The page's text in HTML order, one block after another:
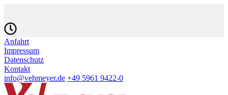
Anfahrt
Impressum
Datenschutz
Kontakt
info@vehmeyer.de +49 5961 9422-0